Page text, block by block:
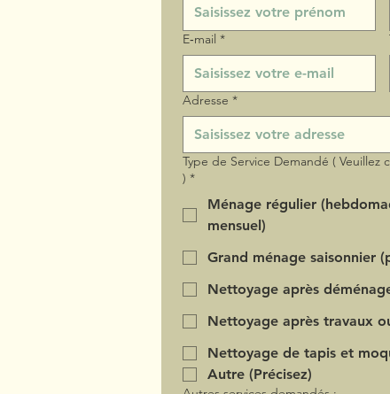
E‑mail *
Adresse *
Type de Service Demandé ( Veuillez
) *
Ménage régulier
mensuel)
Grand ménage saisonnier
Nettoyage après
Nettoyage après travaux
Nettoyage de tapis et
Autre (Précisez)